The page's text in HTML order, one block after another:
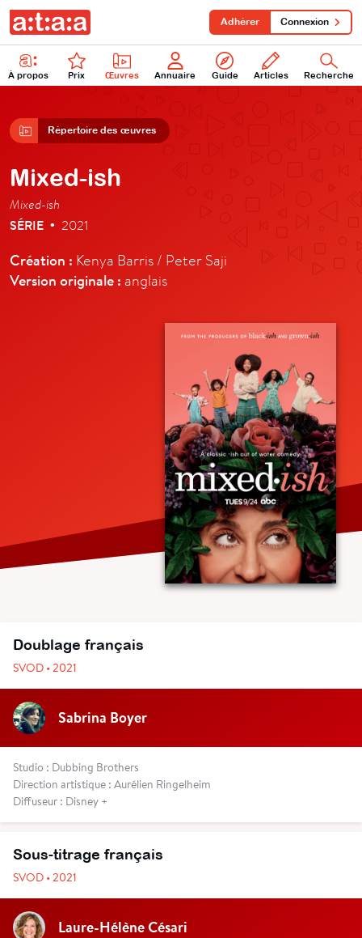
À propos Prix Œuvres Annuaire Guide Articles Recherche
Adhérer Connexion
Répertoire des œuvres
Mixed-ish
Mixed-ish
SÉRIE • 2021
Création : Kenya Barris / Peter Saji
Version originale : anglais
Doublage français
SVOD • 2021
Sabrina Boyer
Studio : Dubbing Brothers
Direction artistique : Aurélien Ringelheim
Diffuseur : Disney +
Sous-titrage français
SVOD • 2021
Laure-Hélène Césari